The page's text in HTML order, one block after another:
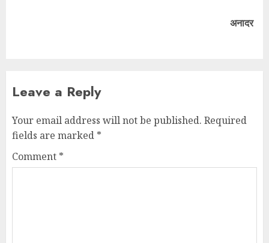
अनादर
Leave a Reply
Your email address will not be published. Required
fields are marked *
Comment *